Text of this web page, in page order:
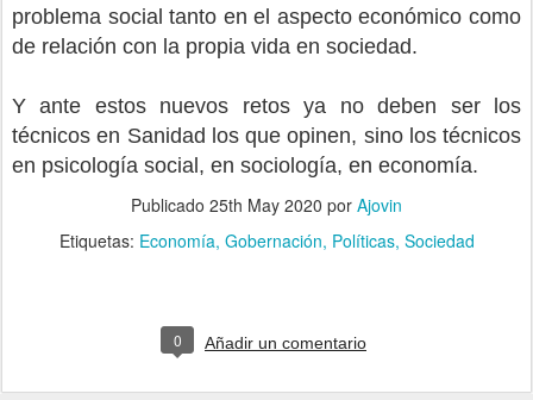
problema social tanto en el aspecto económico como
de relación con la propia vida en sociedad.
Y ante estos nuevos retos ya no deben ser los
técnicos en Sanidad los que opinen, sino los técnicos
en psicología social, en sociología, en economía.
Publicado 25th May 2020 por Ajovin
Etiquetas: Economía Gobernación Políticas Sociedad
0 Añadir un comentario